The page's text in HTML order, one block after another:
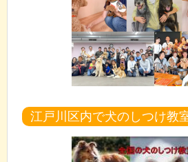
江戸川区内で犬のしつけ教